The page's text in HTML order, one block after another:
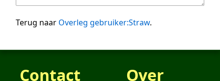
Terug naar Overleg gebruiker:Straw.
Contact Over